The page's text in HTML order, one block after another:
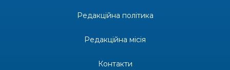
Зустріч провідних спортсменів і тренерів
Борис Сергійович Вальх, видатний лікар,
Редакційна політика
Редакційна місія
Контакти